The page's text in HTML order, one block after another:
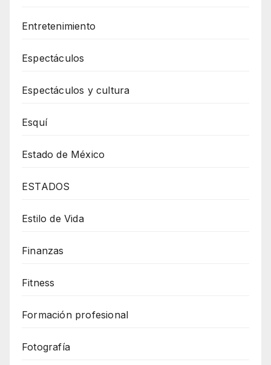
Entretenimiento
Espectáculos
Espectáculos y cultura
Esquí
Estado de México
ESTADOS
Estilo de Vida
Finanzas
Fitness
Formación profesional
Fotografía